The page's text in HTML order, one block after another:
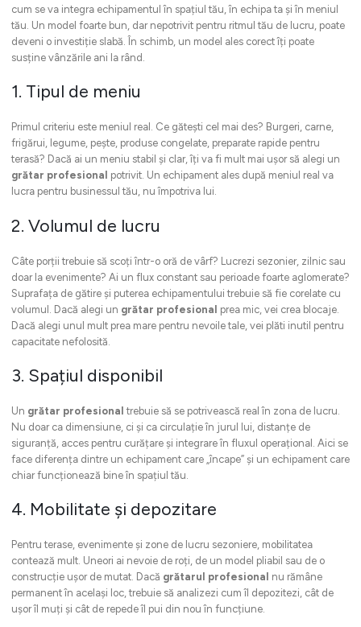
cum se va integra echipamentul în spațiul tău, în echipa ta și în meniul
tău. Un model foarte bun, dar nepotrivit pentru ritmul tău de lucru, poate
deveni o investiție slabă. În schimb, un model ales corect îți poate
susține vânzările ani la rând.
1. Tipul de meniu
Primul criteriu este meniul real. Ce gătești cel mai des? Burgeri, carne,
frigărui, legume, pește, produse congelate, preparate rapide pentru
terasă? Dacă ai un meniu stabil și clar, îți va fi mult mai ușor să alegi un
grătar profesional potrivit. Un echipament ales după meniul real va
lucra pentru businessul tău, nu împotriva lui.
2. Volumul de lucru
Câte porții trebuie să scoți într-o oră de vârf? Lucrezi sezonier, zilnic sau
doar la evenimente? Ai un flux constant sau perioade foarte aglomerate?
Suprafața de gătire și puterea echipamentului trebuie să fie corelate cu
volumul. Dacă alegi un grătar profesional prea mic, vei crea blocaje.
Dacă alegi unul mult prea mare pentru nevoile tale, vei plăti inutil pentru
capacitate nefolosită.
3. Spațiul disponibil
Un grătar profesional trebuie să se potrivească real în zona de lucru.
Nu doar ca dimensiune, ci și ca circulație în jurul lui, distanțe de
siguranță, acces pentru curățare și integrare în fluxul operațional. Aici se
face diferența dintre un echipament care „încape” și un echipament care
chiar funcționează bine în spațiul tău.
4. Mobilitate și depozitare
Pentru terase, evenimente și zone de lucru sezoniere, mobilitatea
contează mult. Uneori ai nevoie de roți, de un model pliabil sau de o
construcție ușor de mutat. Dacă grătarul profesional nu rămâne
permanent în același loc, trebuie să analizezi cum îl depozitezi, cât de
ușor îl muți și cât de repede îl pui din nou în funcțiune.